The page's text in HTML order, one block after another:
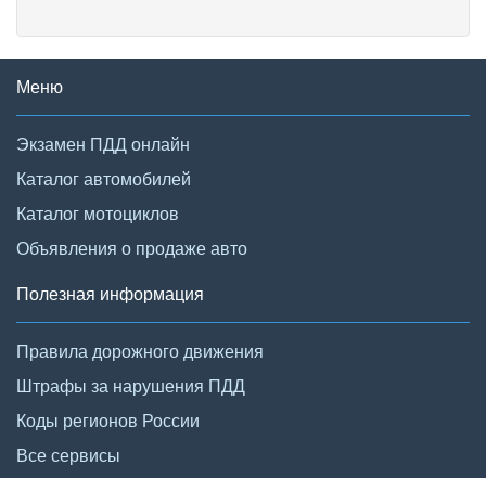
Меню
Экзамен ПДД онлайн
Каталог автомобилей
Каталог мотоциклов
Объявления о продаже авто
Полезная информация
Правила дорожного движения
Штрафы за нарушения ПДД
Коды регионов России
Все сервисы